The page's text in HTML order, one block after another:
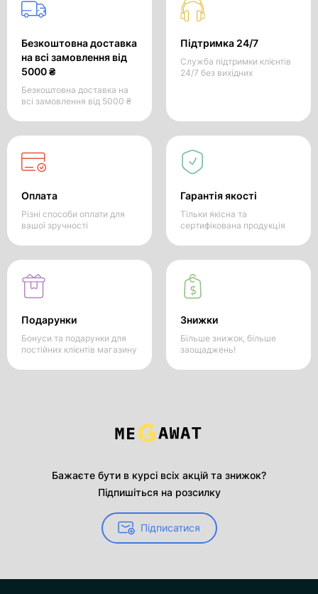
Безкоштовна доставка
на всі замовлення від
5000 ₴
Безкоштовна доставка на
всі замовлення від 5000 ₴
Підтримка 24/7
Служба підтримки клієнтів
24/7 без вихідних
Оплата
Різні способи оплати для
вашої зручності
Гарантія якості
Тільки якісна та
сертифікована продукція
Подарунки
Бонуси та подарунки для
постійних клієнтів магазину
Знижки
Більше знижок, більше
заощаджень!
Бажаєте бути в курсі всіх акцій та знижок?
Підпишіться на розсилку
Підписатися